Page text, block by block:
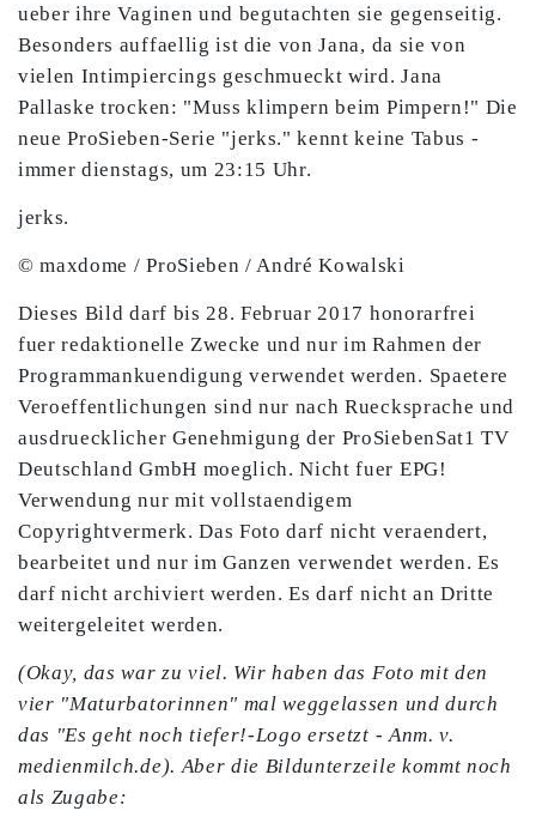
ueber ihre Vaginen und begutachten sie gegenseitig.
Besonders auffaellig ist die von Jana, da sie von
vielen Intimpiercings geschmueckt wird. Jana
Pallaske trocken: "Muss klimpern beim Pimpern!" Die
neue ProSieben-Serie "jerks." kennt keine Tabus -
immer dienstags, um 23:15 Uhr.
jerks.
© maxdome / ProSieben / André Kowalski
Dieses Bild darf bis 28. Februar 2017 honorarfrei
fuer redaktionelle Zwecke und nur im Rahmen der
Programmankuendigung verwendet werden. Spaetere
Veroeffentlichungen sind nur nach Ruecksprache und
ausdruecklicher Genehmigung der ProSiebenSat1 TV
Deutschland GmbH moeglich. Nicht fuer EPG!
Verwendung nur mit vollstaendigem
Copyrightvermerk. Das Foto darf nicht veraendert,
bearbeitet und nur im Ganzen verwendet werden. Es
darf nicht archiviert werden. Es darf nicht an Dritte
weitergeleitet werden.
(Okay, das war zu viel. Wir haben das Foto mit den
vier "Maturbatorinnen" mal weggelassen und durch
das "Es geht noch tiefer!-Logo ersetzt - Anm. v.
medienmilch.de). Aber die Bildunterzeile kommt noch
als Zugabe: